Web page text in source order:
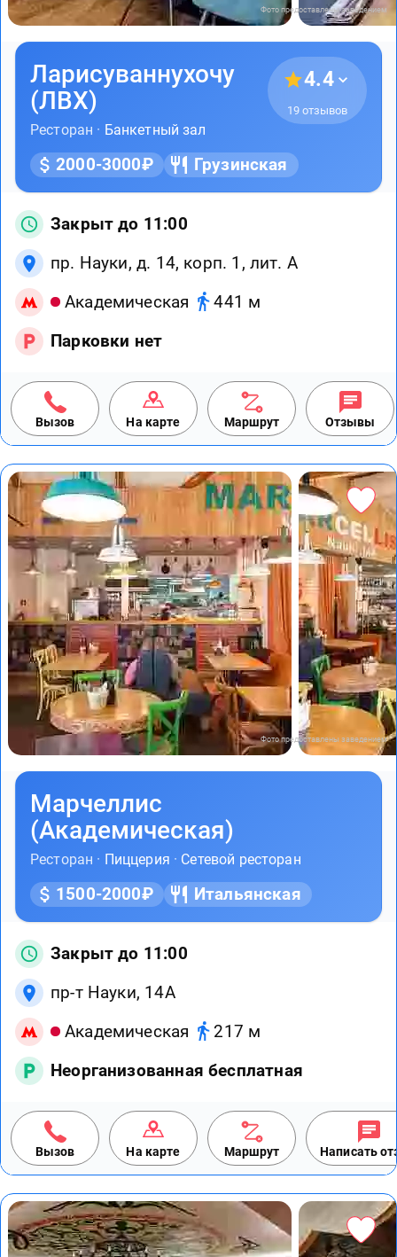
Фото предоставлены заведением
Ларисуваннухочу
(ЛВХ)
Ресторан · Банкетный зал
4.4
19 отзывов
2000-3000₽ Грузинская
Закрыт до 11:00
пр. Науки, д. 14, корп. 1, лит. А
Академическая
441 м
Парковки нет
Вызов На карте Маршрут Отзывы
Фото предоставлены заведением
Марчеллис
(Академическая)
Ресторан · Пиццерия · Сетевой ресторан
1500-2000₽ Итальянская
Закрыт до 11:00
пр-т Науки, 14А
Академическая
217 м
Неорганизованная бесплатная
Вызов На карте Маршрут Написать